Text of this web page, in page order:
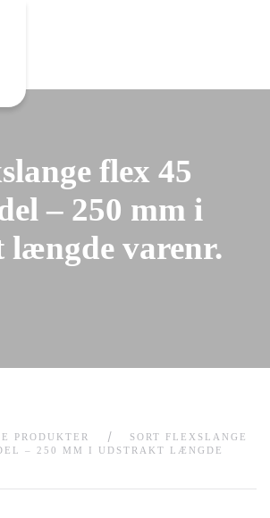
flex 45
– 250 mm i
længde varenr.
PRODUKTER
SORT FLEXSLANGE
– 250 MM I UDSTRAKT LÆNGDE